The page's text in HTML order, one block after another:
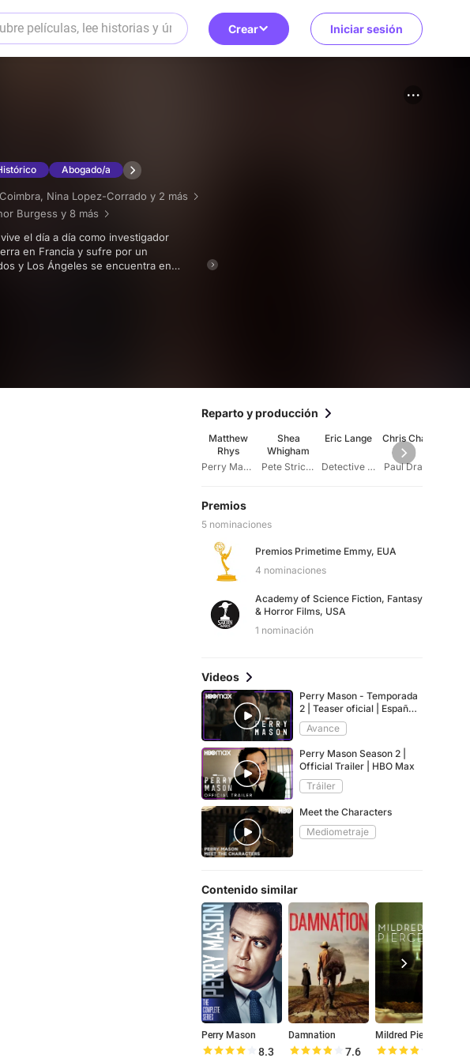
Crear Iniciar sesión
Abogado/a
, Nina Lopez-Corrado y 2 más
Burgess y 8 más
en Francia y sufre por un
y Los Ángeles se encuentra en
una ciudad totalmente fracturada.
Reparto y producción
Matthew
Rhys
Perry Mason
Shea
Whigham
Pete Strickland
Eric Lange
Detective Holcomb
Chris Chalk
Paul Drake
Premios
5 nominaciones
Premios Primetime Emmy, EUA
4 nominaciones
Academy of Science Fiction, Fantasy
& Horror Films, USA
1 nominación
Videos
Perry Mason - Temporada
2 | Teaser oficial | Español
subtitulado | HBO Max
Avance
Perry Mason Season 2 |
Official Trailer | HBO Max
Tráiler
Meet the Characters
Mediometraje
Contenido similar
Perry Mason
8.3
Damnation
7.6
Mildred Pierce